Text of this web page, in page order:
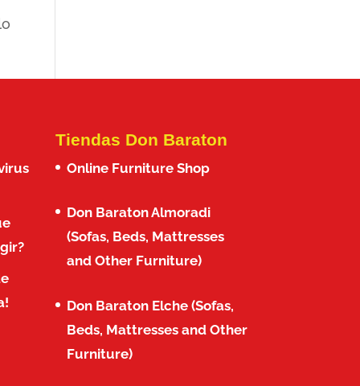
Tiendas Don Baraton
Online Furniture Shop
Don Baraton Almoradi
(Sofas, Beds, Mattresses
and Other Furniture)
Don Baraton Elche (Sofas,
Beds, Mattresses and Other
Furniture)